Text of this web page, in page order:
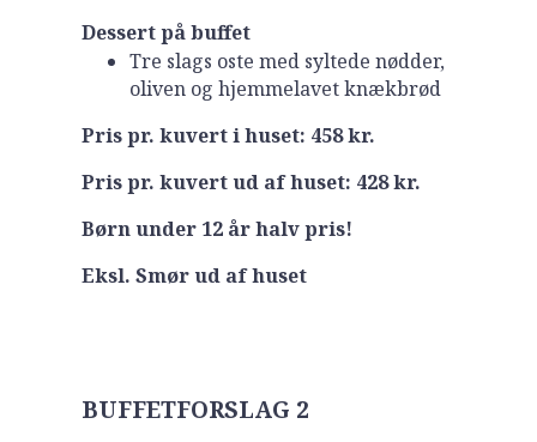
Dessert på buffet
Tre slags oste med syltede nødder,
oliven og hjemmelavet knækbrød
Pris pr. kuvert i huset: 458 kr.
Pris pr. kuvert ud af huset: 428 kr.
Børn under 12 år halv pris!
Eksl. Smør ud af huset
BUFFETFORSLAG 2